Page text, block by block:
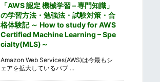
「AWS 認定 機械学習 – 専門知識」
の学習方法・勉強法・試験対策・合
格体験記 ～ How to study for AWS
Certified Machine Learning – Spe
cialty(MLS)～
Amazon Web Services(AWS)は今最もシ
ェアを拡大しているパブ ...